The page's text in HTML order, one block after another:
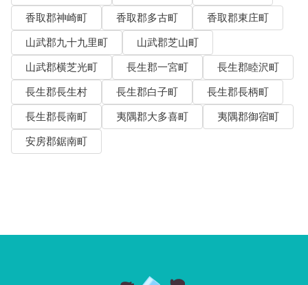
香取郡神崎町
香取郡多古町
香取郡東庄町
山武郡九十九里町
山武郡芝山町
山武郡横芝光町
長生郡一宮町
長生郡睦沢町
長生郡長生村
長生郡白子町
長生郡長柄町
長生郡長南町
夷隅郡大多喜町
夷隅郡御宿町
安房郡鋸南町